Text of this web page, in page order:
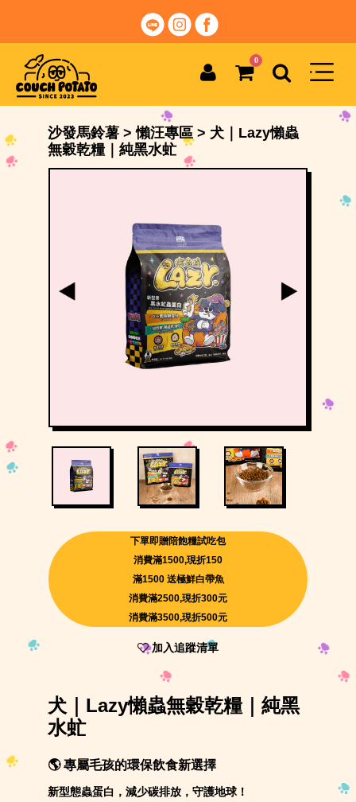
0
沙發馬鈴薯 > 懶汪專區 > 犬｜Lazy懶蟲
無穀乾糧｜純黑水虻
下單即贈陪飽糧試吃包
消費滿1500,現折150
滿1500 送極鮮白帶魚
消費滿2500,現折300元
消費滿3500,現折500元
加入追蹤清單
犬｜Lazy懶蟲無穀乾糧｜純黑
水虻
🌎 專屬毛孩的環保飲食新選擇
新型態蟲蛋白，減少碳排放，守護地球！